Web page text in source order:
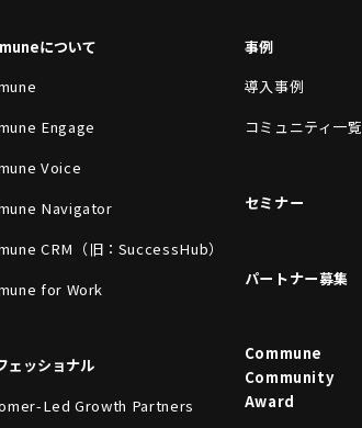
について
Engage
Voice
Navigator
CRM（旧：SuccessHub）
for Work
ェッショナル
Led Growth Partners
事例
導入事例
コミュニティ一覧
セミナー
パートナー募集
Commune
Community
Award